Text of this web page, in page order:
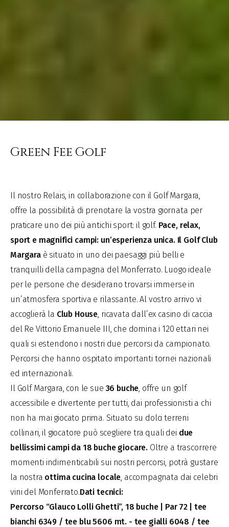
Green Fee Golf
Il nostro Relais, in collaborazione con il Golf Margara,
offre la possibilità di prenotare la vostra giornata per
praticare uno dei più antichi sport: il golf. Pace, relax,
sport e magnifici campi: un’esperienza unica. Il Golf Club
Margaraè situato in uno dei paesaggi più belli e
tranquilli della campagna del Monferrato. Luogo ideale
per le persone che desiderano trovarsi immerse in
un’atmosfera sportiva e rilassante. Al vostro arrivo vi
accoglierà la Club House , ricavata dall’ex casino di caccia
del Re Vittorio Emanuele III, che domina i 120 ettari nei
quali si estendono i nostri due percorsi da campionato.
Percorsi che hanno ospitato importanti tornei nazionali
ed internazionali.
Il Golf Margara, con le sue 36 buche , offre un golf
accessibile e divertente per tutti, dai professionisti a chi
non ha mai giocato prima. Situato su dolci terreni
collinari, il giocatore può scegliere tra quali dei due
bellissimi campi da 18 buche giocare. Oltre a trascorrere
momenti indimenticabili sui nostri percorsi, potrà gustare
la nostra ottima cucina locale , accompagnata dai celebri
vini del Monferrato.Dati tecnici:
Percorso “Glauco Lolli Ghetti”, 18 buche | Par 72 | tee
bianchi 6349 / tee blu 5606 mt. - tee gialli 6048 / tee